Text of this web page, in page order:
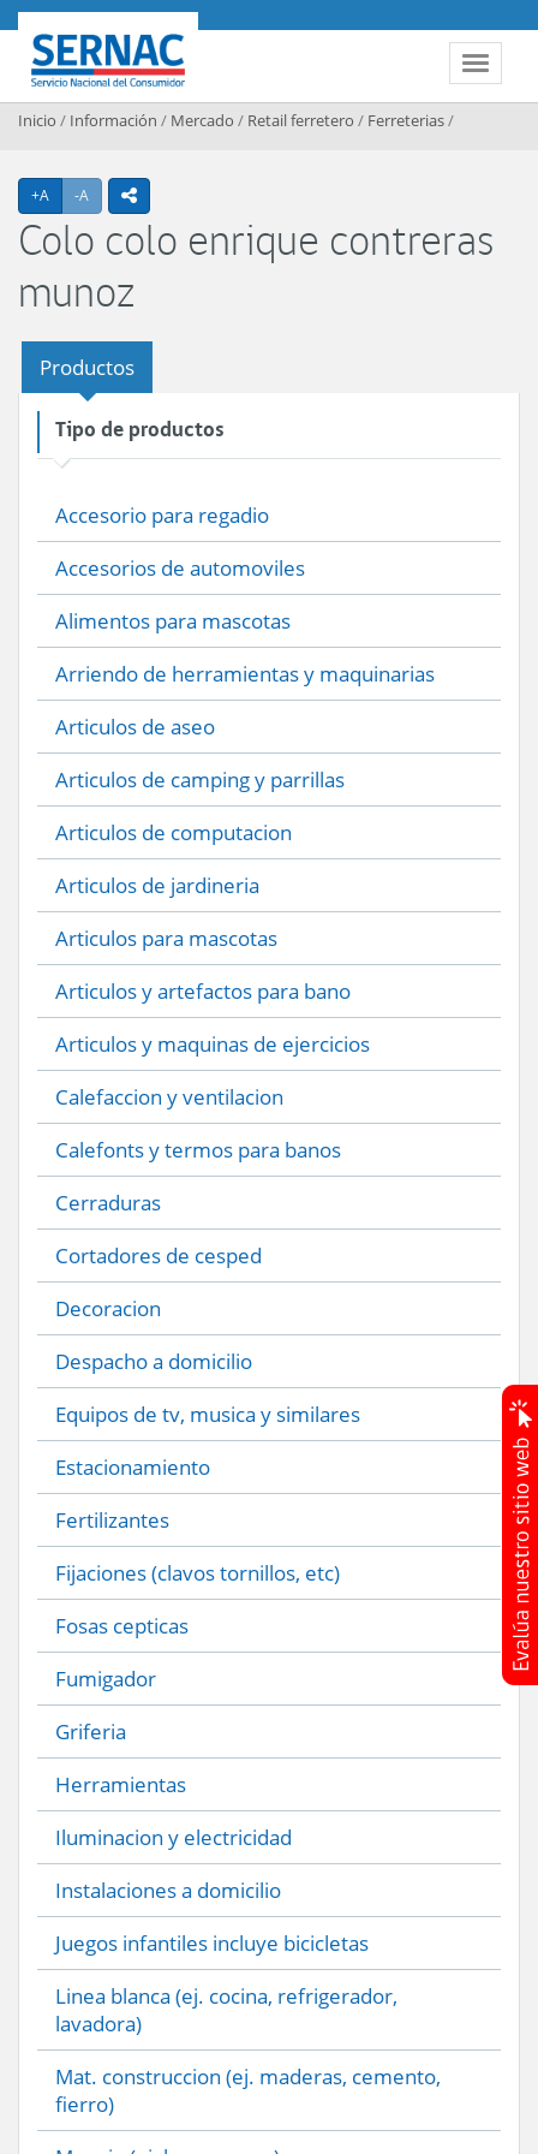
Contenido principal
Toggle
SERNAC
Inicio / Información / Mercado / Retail ferretero / Ferreterias/
+A Agrandar texto
-A Achicar textoicono compartir
Colo colo enrique contreras
munoz
Productos
Tipo de productos
Accesorio para regadio
Accesorios de automoviles
Alimentos para mascotas
Arriendo de herramientas y maquinarias
Articulos de aseo
Articulos de camping y parrillas
Articulos de computacion
Articulos de jardineria
Articulos para mascotas
Articulos y artefactos para bano
Articulos y maquinas de ejercicios
Calefaccion y ventilacion
Calefonts y termos para banos
Cerraduras
Cortadores de cesped
Decoracion
Despacho a domicilio
Equipos de tv, musica y similares
Estacionamiento
Fertilizantes
Fijaciones (clavos tornillos, etc)
Fosas cepticas
Fumigador
Griferia
Herramientas
Iluminacion y electricidad
Instalaciones a domicilio
Juegos infantiles incluye bicicletas
Linea blanca (ej. cocina, refrigerador,
lavadora)
Mat. construccion (ej. maderas, cemento,
fierro)